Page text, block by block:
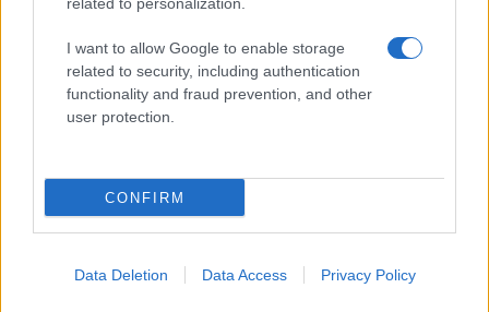
I want to allow Google to enable storage
related to security, including authentication
functionality and fraud prevention, and other
user protection.
CONFIRM
Data Deletion Data Access Privacy Policy